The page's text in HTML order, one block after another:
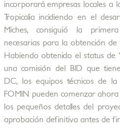
incorporará empresas locales a
Tropicalia incidiendo en el
Miches, consiguió la
necesarias para la obtención
Habiendo obtenido el status de
una comisión del BID que
DC, los equipos técnicos de la
FOMIN pueden comenzar
los pequeños detalles del
aprobación definitiva antes de